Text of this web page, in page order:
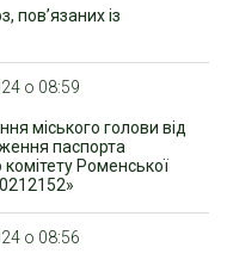
пов’язаних із
о 08:59
міського голови від
паспорта
Роменської
о 08:56